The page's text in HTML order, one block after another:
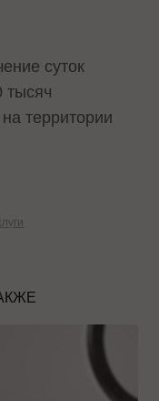
суток
тысяч
территории